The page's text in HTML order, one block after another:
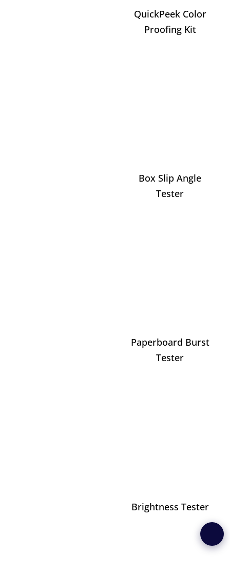
QuickPeek Color
Proofing Kit
Box Slip Angle
Tester
Paperboard Burst
Tester
Brightness Tester